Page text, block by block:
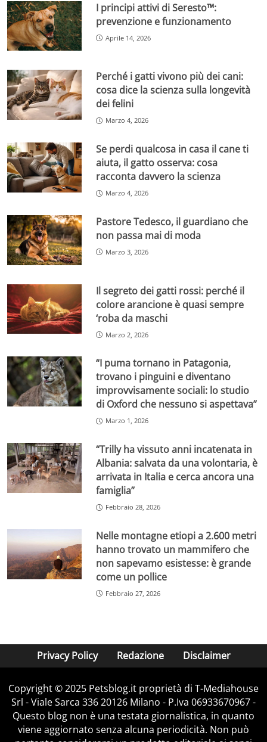
I principi attivi di Seresto™:
prevenzione e funzionamento
Aprile 14, 2026
Perché i gatti vivono più dei cani:
cosa dice la scienza sulla longevità
dei felini
Marzo 4, 2026
Se perdi qualcosa in casa il cane ti
aiuta, il gatto osserva: cosa
racconta davvero la scienza
Marzo 4, 2026
Pastore Tedesco, il guardiano che
non passa mai di moda
Marzo 3, 2026
Il segreto dei gatti rossi: perché il
colore arancione è quasi sempre
‘roba da maschi
Marzo 2, 2026
“I puma tornano in Patagonia,
trovano i pinguini e diventano
improvvisamente sociali: lo studio
di Oxford che nessuno si aspettava”
Marzo 1, 2026
“Trilly ha vissuto anni incatenata in
Albania: salvata da una volontaria, è
arrivata in Italia e cerca ancora una
famiglia”
Febbraio 28, 2026
Nelle montagne etiopi a 2.600 metri
hanno trovato un mammifero che
non sapevamo esistesse: è grande
come un pollice
Febbraio 27, 2026
Privacy Policy Redazione Disclaimer
Copyright © 2025 Petsblog.it proprietà di T-Mediahouse
Srl - Viale Sarca 336 20126 Milano - P.Iva 06933670967 -
Questo blog non è una testata giornalistica, in quanto
viene aggiornato senza alcuna periodicità. Non può